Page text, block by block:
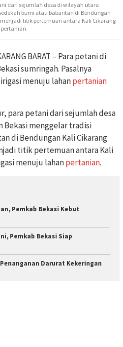
dari sejumlah desa di wilayah utara
bumi atau babaritan di Bendungan
menjadi titik pertemuan antara Kali Cikarang
BARAT – Para petani di
sumringah. Pasalnya
menuju lahanpertanian
para petani dari sejumlah desa
Bekasi menggelar tradisi
di Bendungan Kali Cikarang
titik pertemuan antara Kali
menuju lahanpertanian.
Pemkab Bekasi Kebut
Pemkab Bekasi Siap
Darurat Kekeringan